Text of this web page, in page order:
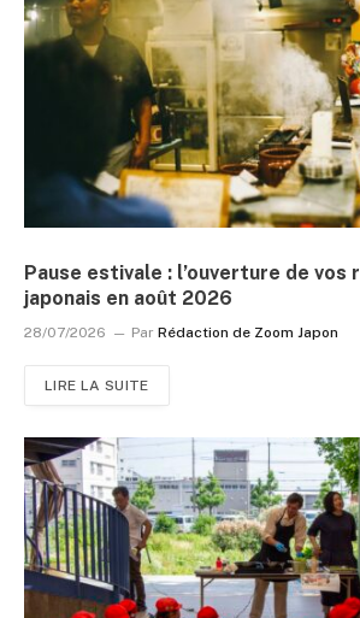
Pause estivale : l’ouverture de vos
japonais en août 2026
28/07/2026 Par Rédaction de Zoom Japon
LIRE LA SUITE